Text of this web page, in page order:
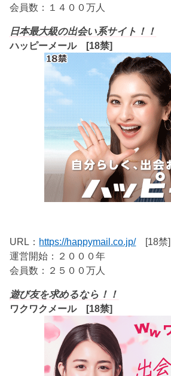
会員数：１４００万人
日本最大級の出会い系サイト！！
ハッピーメール [18禁]
URL： https://happymail.co.jp/[18禁]
運営開始：２０００年
会員数：２５００万人
遊び友を求めるなら！！
ワクワクメール [18禁]